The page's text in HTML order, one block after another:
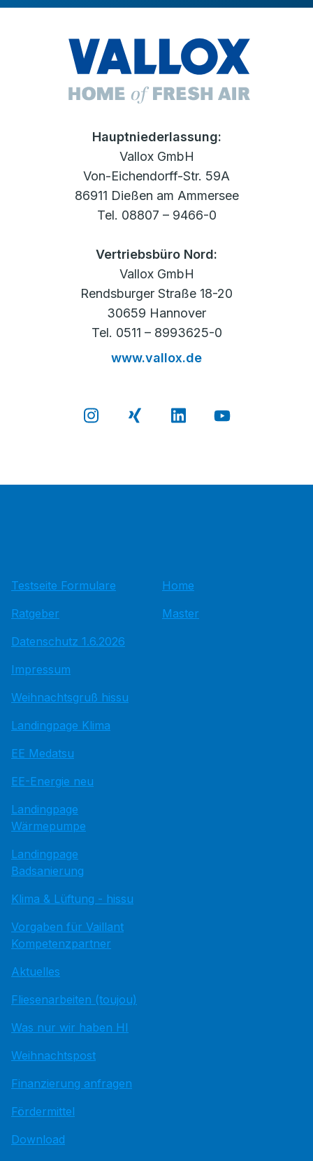
Hauptniederlassung:
Vallox GmbH
Von-Eichendorff-Str. 59A
86911 Dießen am Ammersee
Tel. 08807 – 9466-0
Vertriebsbüro Nord:
Vallox GmbH
Rendsburger Straße 18-20
30659 Hannover
Tel. 0511 – 8993625-0
www.vallox.de
Testseite Formulare
Ratgeber
Datenschutz 1.6.2026
Impressum
Weihnachtsgruß hissu
Landingpage Klima
EE Medatsu
EE-Energie neu
Landingpage
Wärmepumpe
Landingpage
Badsanierung
Klima & Lüftung - hissu
Vorgaben für Vaillant
Kompetenzpartner
Aktuelles
Fliesenarbeiten (toujou)
Was nur wir haben HI
Weihnachtspost
Finanzierung anfragen
Fördermittel
Download
Home
Master